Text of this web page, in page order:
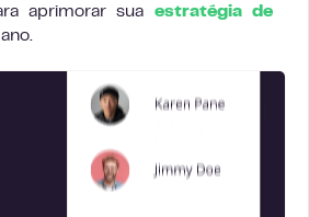
aprimorar sua estratégia de